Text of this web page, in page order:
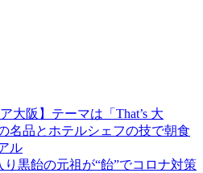
大阪】テーマは「That’s 大
名品とホテルシェフの技で朝食
ル
り黒飴の元祖が“飴”でコロナ対策